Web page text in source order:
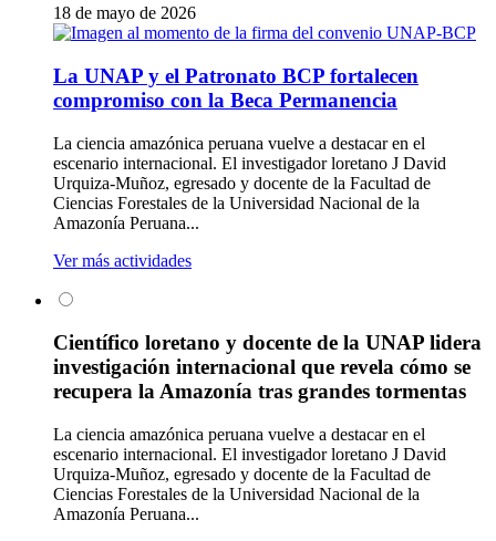
18 de mayo de 2026
La UNAP y el Patronato BCP fortalecen
compromiso con la Beca Permanencia
La ciencia amazónica peruana vuelve a destacar en el
escenario internacional. El investigador loretano J David
Urquiza-Muñoz, egresado y docente de la Facultad de
Ciencias Forestales de la Universidad Nacional de la
Amazonía Peruana...
Ver más actividades
Científico loretano y docente de la UNAP lidera
investigación internacional que revela cómo se
recupera la Amazonía tras grandes tormentas
La ciencia amazónica peruana vuelve a destacar en el
escenario internacional. El investigador loretano J David
Urquiza-Muñoz, egresado y docente de la Facultad de
Ciencias Forestales de la Universidad Nacional de la
Amazonía Peruana...